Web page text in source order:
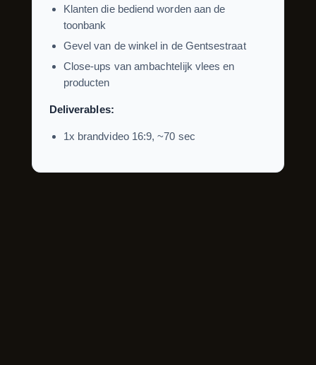
Klanten die bediend worden aan de
toonbank
Gevel van de winkel in de Gentsestraat
Close-ups van ambachtelijk vlees en
producten
Deliverables:
1x brandvideo 16:9, ~70 sec